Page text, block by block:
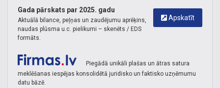
Apskatīt
Gada pārskats par 2025. gadu
Aktuālā bilance, peļņas un zaudējumu aprēķins,
naudas plūsma u.c. pielikumi – skenēts / EDS
formāts.
Piegādā unikāli plašas un ātras satura
meklēšanas iespējas konsolidētā juridisko un faktisko uzņēmumu
datu bāzē.